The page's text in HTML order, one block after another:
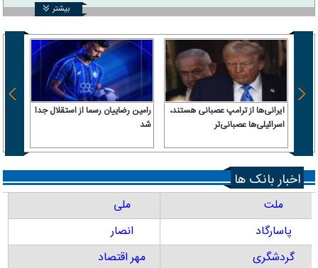
بیشتر
ایرانی‌ها از ترامپ عصبانی هستند،
اسرائیلی‌ها عصبانی‌تر
رامین رضاییان رسما از استقلال جدا
شد
اخبار بانک ها
ملت
ملی
پاسارگاد
انصار
گردشگری
مهر اقتصاد